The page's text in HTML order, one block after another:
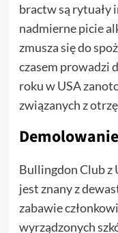
bractw są rytuały
nadmierne picie
zmusza się do
czasem prowadzi
roku w USA
związanych z
Bullingdon Club
jest znany z
zabawie
wyrządzonych